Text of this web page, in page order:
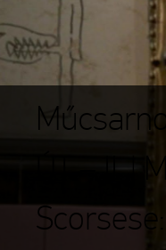
ÚT – II. |